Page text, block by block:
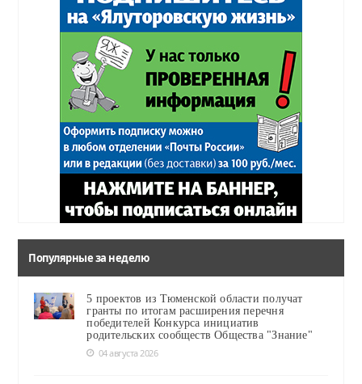
Популярные за неделю
5 проектов из Тюменской области получат
гранты по итогам расширения перечня
победителей Конкурса инициатив
родительских сообществ Общества "Знание"
04 августа 2026